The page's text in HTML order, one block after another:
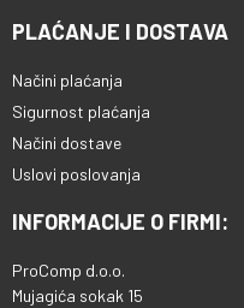
PLAĆANJE I DOSTAVA
Načini plaćanja
Sigurnost plaćanja
Načini dostave
Uslovi poslovanja
INFORMACIJE O FIRMI:
ProComp d.o.o.
Mujagića sokak 15